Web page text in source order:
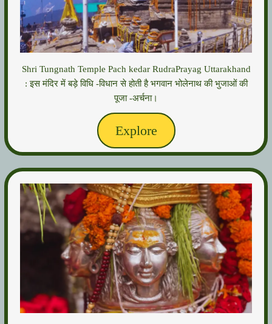
Shri Tungnath Temple Pach kedar RudraPrayag Uttarakhand
: इस मंदिर में बड़े विधि -विधान से होती है भगवान भोलेनाथ की भुजाओं की
पूजा -अर्चना।
Explore